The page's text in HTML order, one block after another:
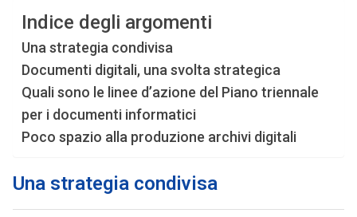
Indice degli argomenti
Una strategia condivisa
Documenti digitali, una svolta strategica
Quali sono le linee d’azione del Piano triennale
per i documenti informatici
Poco spazio alla produzione archivi digitali
Una strategia condivisa